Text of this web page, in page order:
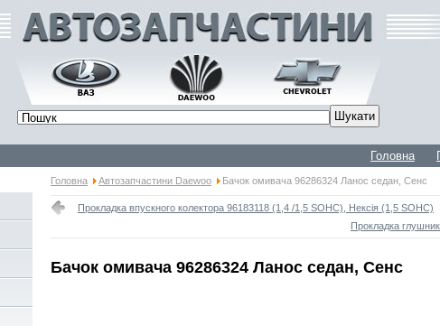
Головна
Головна Автозапчастини Daewoo Бачок омивача 96286324 Ланос седан, Сенс
Прокладка впускного колектора 96183118 (1,4 /1,5 SOHC), Нексія (1,5 SOHC)
Прокладка
Бачок омивача 96286324 Ланос седан, Сенс